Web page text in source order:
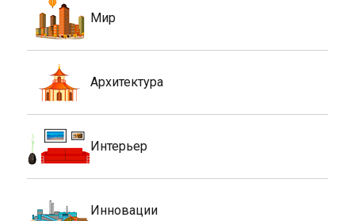
Мир
Архитектура
Интерьер
Инновации